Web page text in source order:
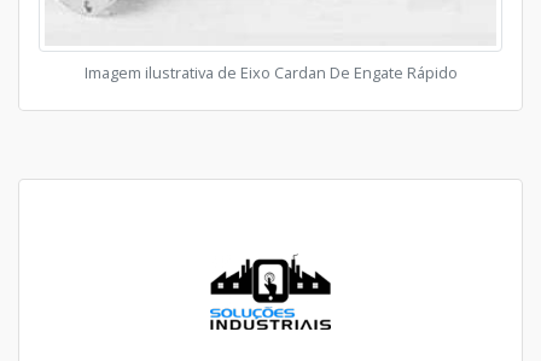
Imagem ilustrativa de Eixo Cardan De Engate Rápido